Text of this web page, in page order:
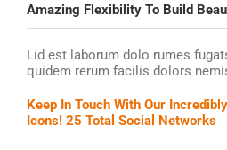
Amazing Flexibility To Build
Lid est laborum dolo rumes
quidem rerum facilis dolors
Keep In Touch With Our
Icons! 25 Total Social Networks